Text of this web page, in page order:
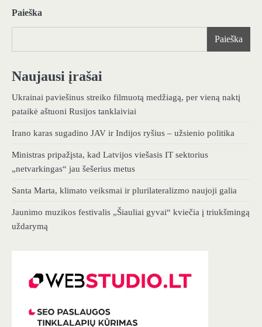
tarp
Paieška
Paieška
Naujausi įrašai
Ukrainai paviešinus streiko filmuotą medžiagą, per vieną naktį
pataikė aštuoni Rusijos tanklaiviai
Irano karas sugadino JAV ir Indijos ryšius – užsienio politika
Ministras pripažįsta, kad Latvijos viešasis IT sektorius
„netvarkingas“ jau šešerius metus
Santa Marta, klimato veiksmai ir plurilateralizmo naujoji galia
Jaunimo muzikos festivalis „Šiauliai gyvai“ kviečia į triukšmingą
uždarymą